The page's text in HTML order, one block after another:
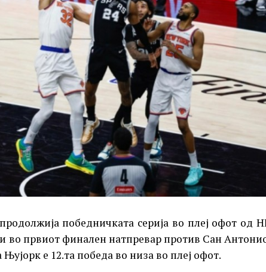
победничката серија во плеј офот од
во првиот финален натпревар против Сан
е 12.та победа во низа во плеј офот.